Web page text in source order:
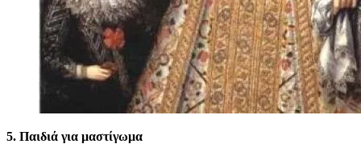
5. Παιδιά για μαστίγωμα